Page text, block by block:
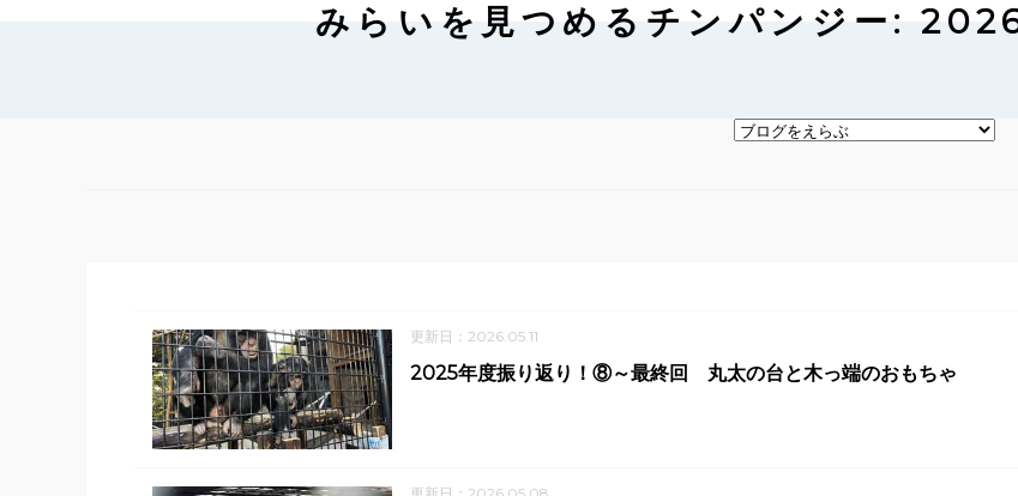
みらいを見つめるチンパンジー:
更新日：2026.05.11
2025年度振り返り！⑧～最終回 丸太の台と木っ端のおもちゃ